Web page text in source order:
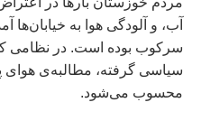
آب، و آلودگی هوا به خیابان‌ها
سرکوب بوده است. در نظامی
سیاسی گرفته، مطالبه‌ی هوای
محسوب می‌شود.